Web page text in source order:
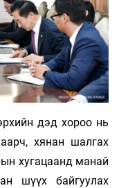
дэд хороо нь
хянан шалгах
хугацаанд манай
шүүх байгуулах